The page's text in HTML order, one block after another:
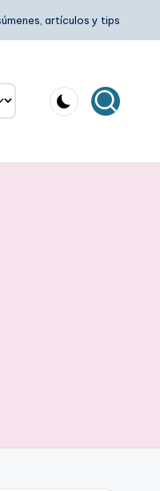
artículos y tips